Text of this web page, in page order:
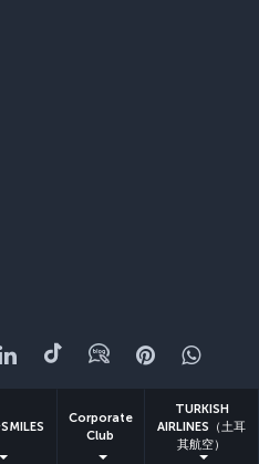
LinkedIn
Tiktok部落格Pinterest
Corporate
Club
TURKISH
AIRLINES（土耳
其航空）